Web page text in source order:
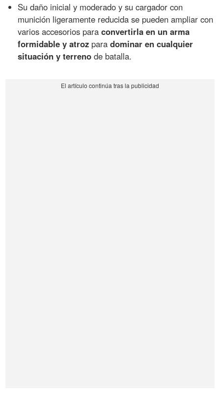
Su daño inicial y moderado y su cargador con
munición ligeramente reducida se pueden ampliar con
varios accesorios paraconvertirla en un arma
formidable y atroz paradominar en cualquier
situación y terreno de batalla.